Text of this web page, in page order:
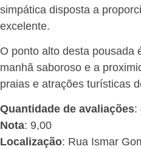
simpática disposta a
excelente.
O ponto alto desta pousada
manhã saboroso e a
praias e atrações turísticas
Quantidade de avaliações:
Nota: 9,00
Localização: Rua Ismar